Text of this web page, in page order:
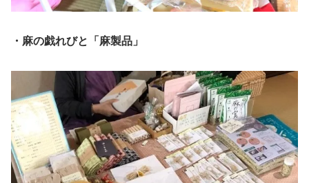
・麻の戯れびと「麻製品」